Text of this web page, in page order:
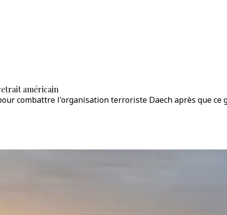
américain
combattre l'organisation terroriste Daech après que ce